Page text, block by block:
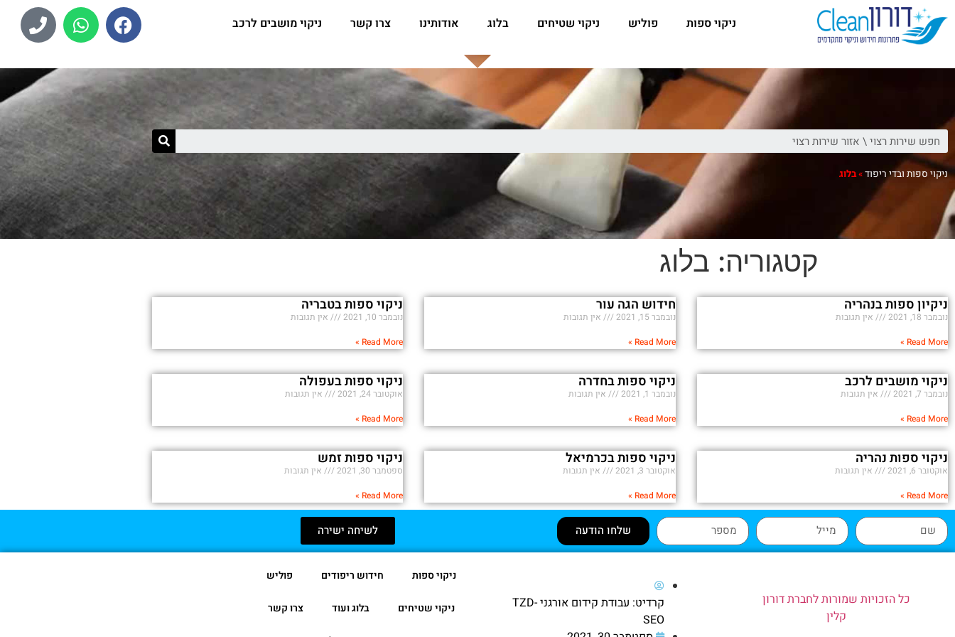
ניקוי ספות פוליש ניקוי שטיחים בלוג אודותינו צרו קשר ניקוי מושבים לרכב
ניקוי ספות ובדי ריפוד»בלוג
קטגוריה: בלוג
ניקיון ספות בנהריה
נובמבר 18, 2021
אין תגובות
Read More »
חידוש הגה עור
נובמבר 15, 2021
אין תגובות
Read More »
ניקוי ספות בטבריה
נובמבר 10, 2021
אין תגובות
Read More »
ניקוי מושבים לרכב
נובמבר 7, 2021
אין תגובות
Read More »
ניקוי ספות בחדרה
נובמבר 1, 2021
אין תגובות
Read More »
ניקוי ספות בעפולה
אוקטובר 24, 2021
אין תגובות
Read More »
ניקוי ספות נהריה
אוקטובר 6, 2021
אין תגובות
Read More »
ניקוי ספות בכרמיאל
אוקטובר 3, 2021
אין תגובות
Read More »
ניקוי ספות זמש
ספטמבר 30, 2021
אין תגובות
Read More »
שלחו הודעה לשיחה ישירה
כל הזכויות שמורות לחברת דורון
קלין
קרדיט: עבודת קידום אורגני TZD-
SEO
ניקוי ספות חידוש ריפודים פוליש
ניקוי שטיחים בלוג ועוד צרו קשר